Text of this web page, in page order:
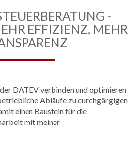
-
EFFIZIENZ, MEHR
DATEV verbinden und optimieren
Abläufe zu durchgängigen
einen Baustein für die
mit meiner